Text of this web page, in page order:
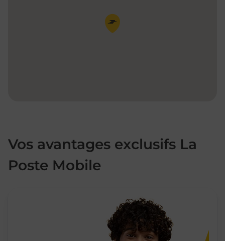
Pin de la carte
Vos avantages exclusifs La
Poste Mobile